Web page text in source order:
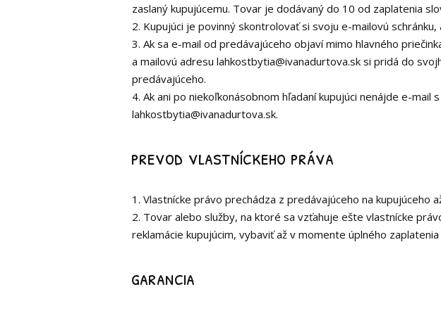
zaslaný kupujúcemu. Tovar je dodávaný do 10 od zaplatenia
2. Kupujúci je povinný skontrolovať si svoju e-mailovú
3. Ak sa e-mail od predávajúceho objaví mimo hlavného
a mailovú adresu lahkostbytia@ivanadurtova.sk si pridá do
predávajúceho.
4. Ak ani po niekoľkonásobnom hľadaní kupujúci nenájde e-
lahkostbytia@ivanadurtova.sk.
prevod vlastníckeho práva
1. Vlastnícke právo prechádza z predávajúceho na
2. Tovar alebo služby, na ktoré sa vzťahuje ešte vlastnícke
reklamácie kupujúcim, vybaviť až v momente úplného
garancia